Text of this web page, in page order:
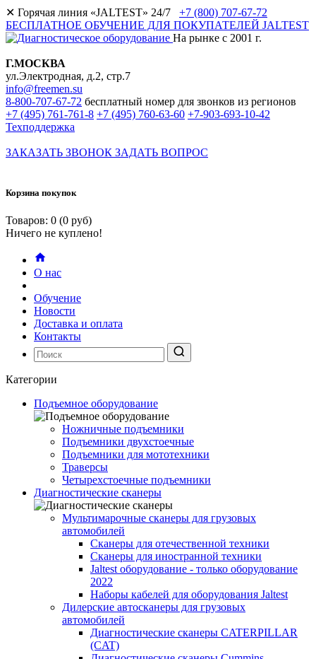
✕ Горячая линия «JALTEST» 24/7 +7 (800) 707-67-72
БЕСПЛАТНОЕ ОБУЧЕНИЕ ДЛЯ ПОКУПАТЕЛЕЙ JALTEST
На рынке с 2001 г.
Г.МОСКВА
ул.Электродная, д.2, стр.7
info@freemen.su
8-800-707-67-72 бесплатный номер для звонков из регионов
+7 (495) 761-761-8 +7 (495) 760-63-60 +7-903-693-10-42
Техподдержка
ЗАКАЗАТЬ ЗВОНОК ЗАДАТЬ ВОПРОС
Корзина покупок
Товаров: 0 (0 руб)
Ничего не куплено!
О нас
Обучение
Новости
Доставка и оплата
Контакты
Категории
Подъемное оборудование
Ножничные подъемники
Подъемники двухстоечные
Подъемники для мототехники
Траверсы
Четырехстоечные подъемники
Диагностические сканеры
Мультимарочные сканеры для грузовых
автомобилей
Сканеры для отечественной техники
Сканеры для иностранной техники
Jaltest оборудование - только оборудование
2022
Наборы кабелей для оборудования Jaltest
Дилерские автосканеры для грузовых
автомобилей
Диагностические сканеры CATERPILLAR
(CAT)